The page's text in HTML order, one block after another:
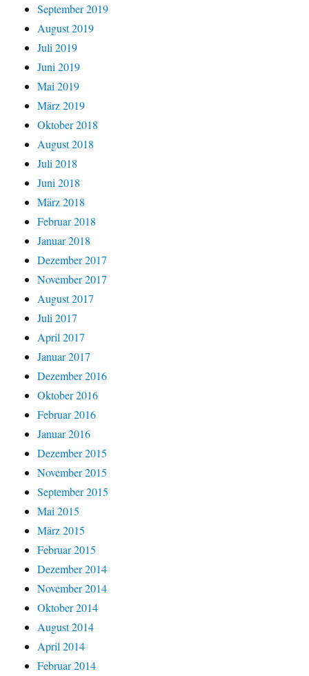
September 2019
August 2019
Juli 2019
Juni 2019
Mai 2019
März 2019
Oktober 2018
August 2018
Juli 2018
Juni 2018
März 2018
Februar 2018
Januar 2018
Dezember 2017
November 2017
August 2017
Juli 2017
April 2017
Januar 2017
Dezember 2016
Oktober 2016
Februar 2016
Januar 2016
Dezember 2015
November 2015
September 2015
Mai 2015
März 2015
Februar 2015
Dezember 2014
November 2014
Oktober 2014
August 2014
April 2014
Februar 2014